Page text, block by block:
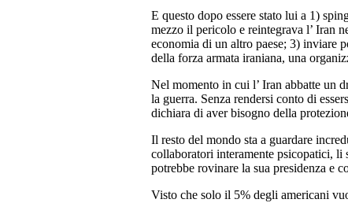
E questo dopo essere stato lui a 1)
mezzo il pericolo e reintegrava l’ Iran
economia di un altro paese; 3) inviare
della forza armata iraniana, una
Nel momento in cui l’ Iran abbatte un
la guerra. Senza rendersi conto di
dichiara di aver bisogno della
Il resto del mondo sta a guardare
collaboratori interamente psicopatici, li
potrebbe rovinare la sua presidenza e
Visto che solo il 5% degli americani